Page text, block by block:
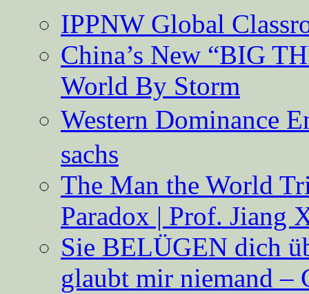
IPPNW Global
China’s New “BIG
World By Storm
Western Dominance
sachs
The Man the World
Paradox | Prof. Jiang
Sie BELÜGEN dich
glaubt mir niemand –